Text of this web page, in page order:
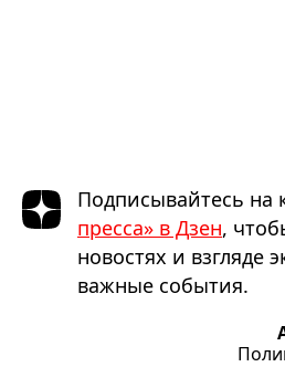
Подписывайтесь на
пресса» в Дзен,
новостях и взгляде
важные события.